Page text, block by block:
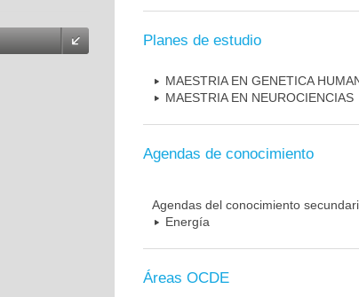
Planes de estudio
MAESTRIA EN GENETICA
MAESTRIA EN NEUROCIENCIAS
Agendas de conocimiento
Agendas del conocimiento
Energía
Áreas OCDE